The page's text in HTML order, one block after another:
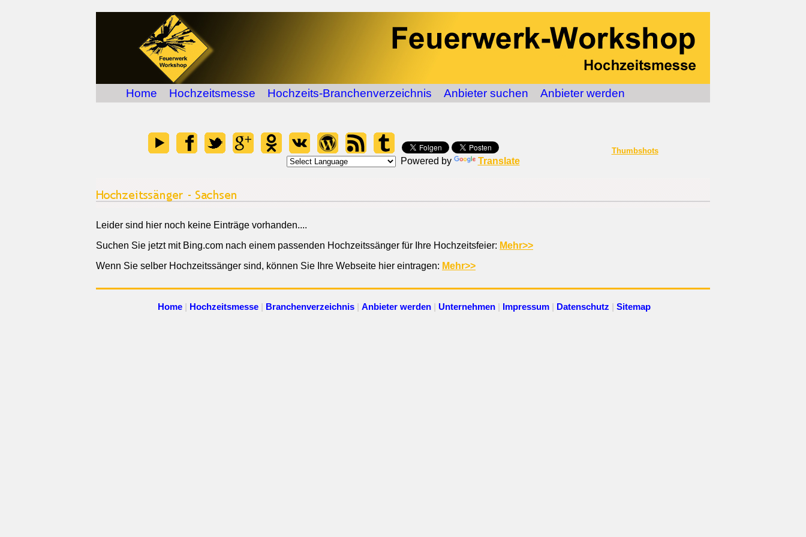
Home Hochzeitsmesse Hochzeits-Branchenverzeichnis Anbieter suchen Anbieter werden
Thumbshots
Powered by Translate
Leider sind hier noch keine Einträge vorhanden....
Suchen Sie jetzt mit Bing.com nach einem passenden Hochzeitssänger für Ihre Hochzeitsfeier: Mehr>>
Wenn Sie selber Hochzeitssänger sind, können Sie Ihre Webseite hier eintragen: Mehr>>
Home | Hochzeitsmesse | Branchenverzeichnis | Anbieter werden | Unternehmen | Impressum | Datenschutz | Sitemap